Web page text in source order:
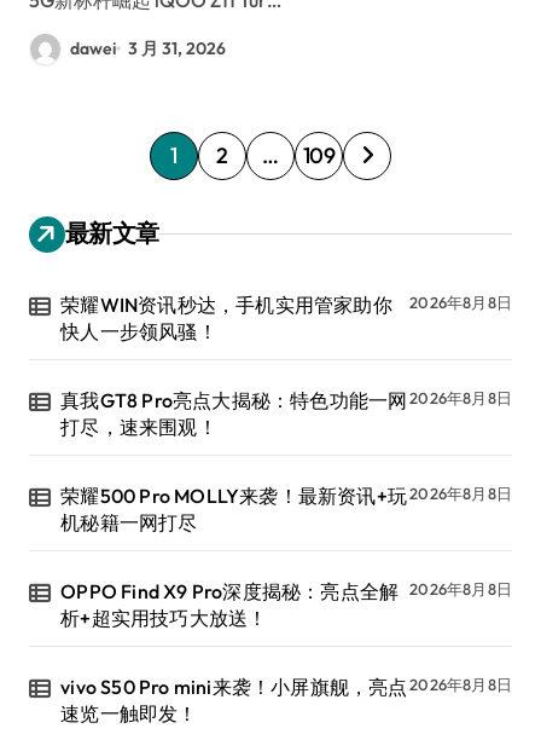
dawei 3 月 31, 2026
文
章
分
1 2 … 109
最新文章
荣耀WIN资讯秒达，手机实用管家助你
快人一步领风骚！
2026年8月8日
真我GT8 Pro亮点大揭秘：特色功能一网
打尽，速来围观！
2026年8月8日
荣耀500 Pro MOLLY来袭！最新资讯+玩
机秘籍一网打尽
2026年8月8日
OPPO Find X9 Pro深度揭秘：亮点全解
析+超实用技巧大放送！
2026年8月8日
vivo S50 Pro mini来袭！小屏旗舰，亮点
速览一触即发！
2026年8月8日